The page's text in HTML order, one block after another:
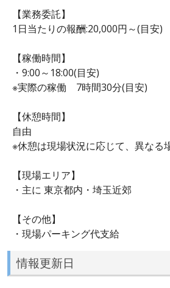
【業務委託】
1日当たりの報酬:20,000円～(目安)
【稼働時間】
・9:00～18:00(目安)
※実際の稼働 7時間30分(目安)
【休憩時間】
自由
※休憩は現場状況に応じて、異なる
【現場エリア】
・主に 東京都内・埼玉近郊
【その他】
・現場パーキング代支給
情報更新日